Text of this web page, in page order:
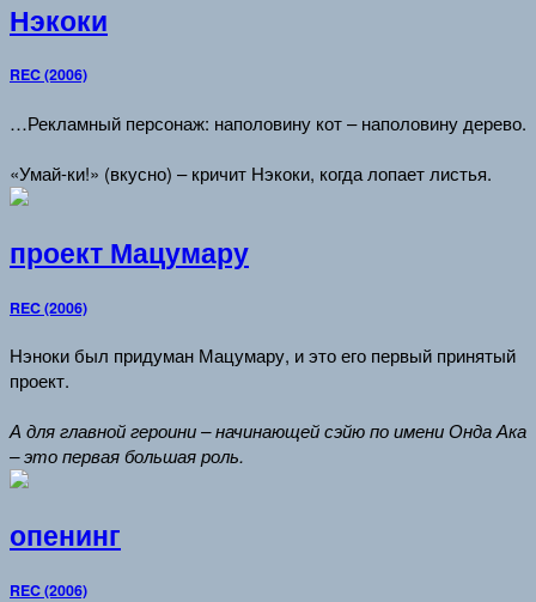
Нэкоки
REC (2006)
…Рекламный персонаж: наполовину кот – наполовину дерево.
«Умай-ки!» (вкусно) – кричит Нэкоки, когда лопает листья.
проект Мацумару
REC (2006)
Нэноки был придуман Мацумару, и это его первый принятый
проект.
А для главной героини – начинающей сэйю по имени Онда Ака
– это первая большая роль.
опенинг
REC (2006)